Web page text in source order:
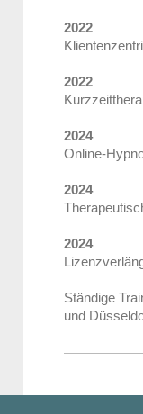
2022
2022
2024
Online-
2024
2024
Ständige
und